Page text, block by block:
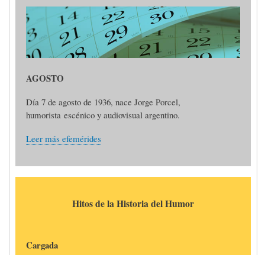
AGOSTO
Día 7 de agosto de 1936, nace Jorge Porcel,
humorista escénico y audiovisual argentino.
Leer más efemérides
Hitos de la Historia del Humor
Cargada